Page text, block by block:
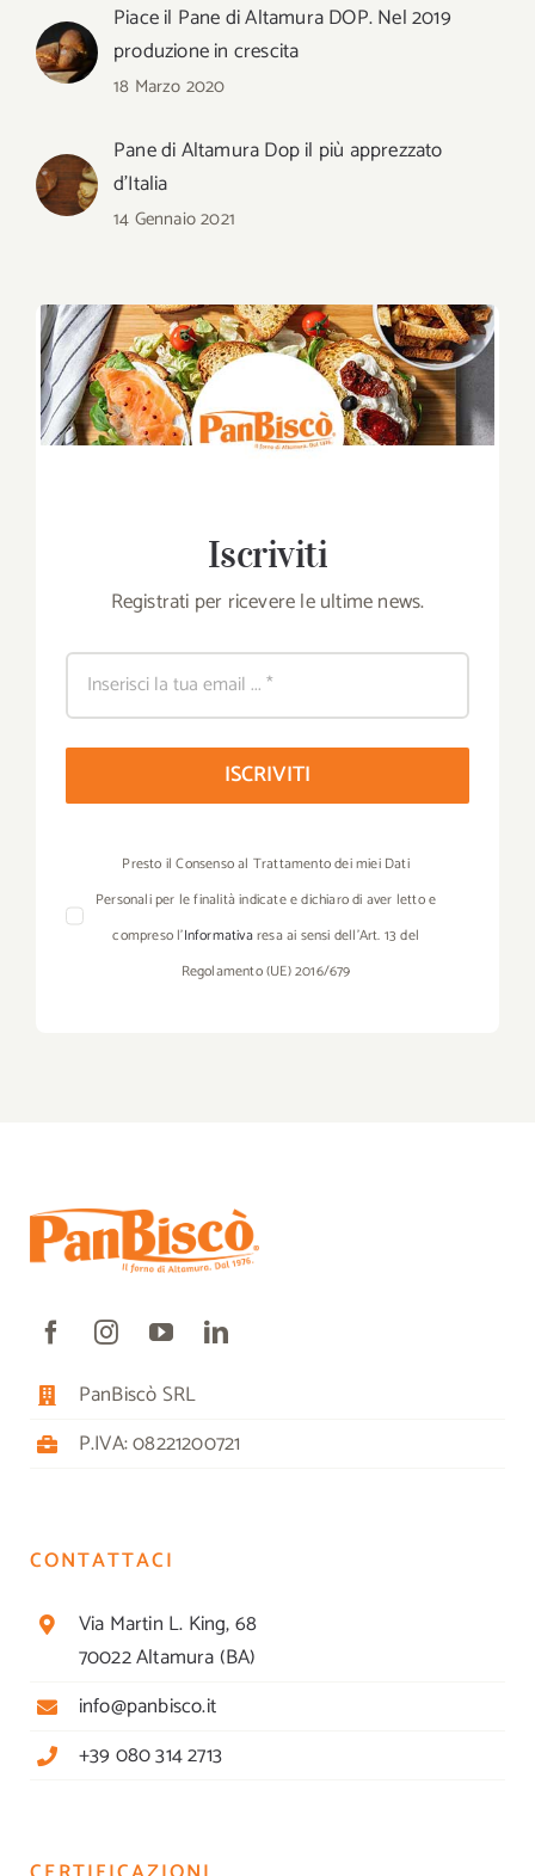
Piace il Pane di Altamura DOP. Nel 2019
produzione in crescita
18 Marzo 2020
Pane di Altamura Dop il più apprezzato
d’Italia
14 Gennaio 2021
Iscriviti
Registrati per ricevere le ultime news.
ISCRIVITI
Presto il Consenso al Trattamento dei miei Dati
Personali per le finalità indicate e dichiaro di aver letto e
compreso l’Informativaresa ai sensi dell’Art. 13 del
Regolamento (UE) 2016/679
PanBiscò SRL
P.IVA: 08221200721
CONTATTACI
Via Martin L. King, 68
70022 Altamura (BA)
info@panbisco.it
+39 080 314 2713